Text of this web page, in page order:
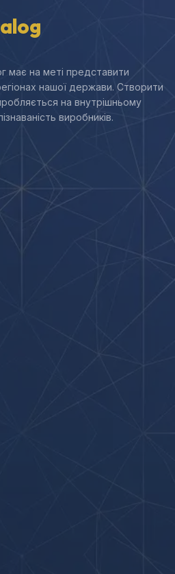
має на меті представити
нашої держави. Створити
на внутрішньому
виробників.